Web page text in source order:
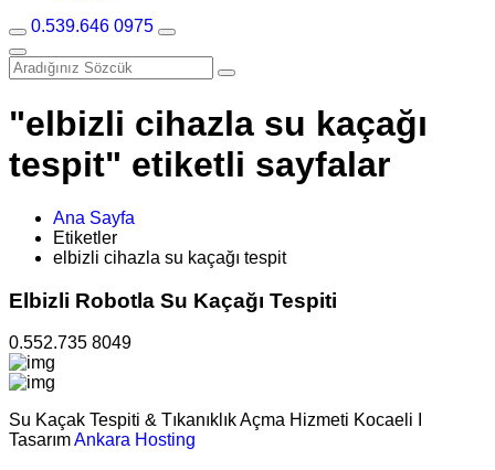
0.539.646 0975
"elbizli cihazla su kaçağı
tespit" etiketli sayfalar
Ana Sayfa
Etiketler
elbizli cihazla su kaçağı tespit
Elbizli Robotla Su Kaçağı Tespiti
0.552.735 8049
Su Kaçak Tespiti & Tıkanıklık Açma Hizmeti Kocaeli I
TasarımAnkara Hosting